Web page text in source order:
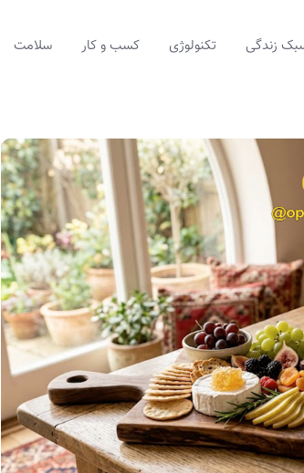
زندگی تکنولوژی کسب و کار سلامت